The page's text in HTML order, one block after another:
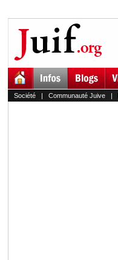
Société| Communauté Juive|